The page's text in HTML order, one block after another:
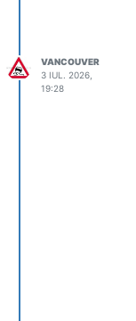
VANCOUVER
3 IUL. 2026,
19:28